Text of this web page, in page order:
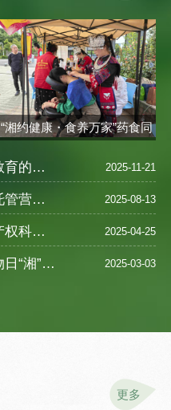
“湘约健康・食养万家”药食同
萌宠研学首秀——开启生命教育的奇妙之旅 2025-11-21
湖南省植物园职工子弟暑期托管营圆满落幕 ——探索自然奥秘，乐享缤纷暑假 2025-08-13
省植物园举办湖南林业知识产权科普宣教活动 2025-04-25
省植物园开展世界野生动植物日“湘”遇奇珍--珍稀野生植物探访之旅活动 2025-03-03
更多